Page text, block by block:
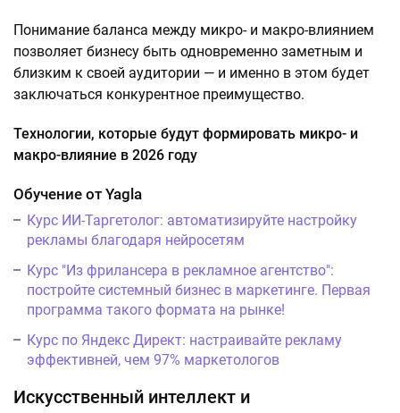
Понимание баланса между микро- и макро-влиянием
позволяет бизнесу быть одновременно заметным и
близким к своей аудитории — и именно в этом будет
заключаться конкурентное преимущество.
Технологии, которые будут формировать микро- и
макро-влияние в 2026 году
Обучение от Yagla
Курс ИИ-Таргетолог: автоматизируйте настройку
рекламы благодаря нейросетям
Курс "Из фрилансера в рекламное агентство":
постройте системный бизнес в маркетинге. Первая
программа такого формата на рынке!
Курс по Яндекс Директ: настраивайте рекламу
эффективней, чем 97% маркетологов
Искусственный интеллект и